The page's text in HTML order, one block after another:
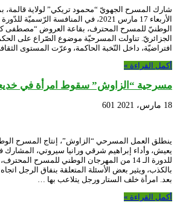
شارك المسرح الجهويّ “محمود تريكي” لولاية قالمة،
الأربعاء 17 مارس 2021، في المنافسة
الوطنيّ للمسرح المحترف، بقاعة العروض “مصطفى
الجزائريّ. تناولت المسرحيّة موضوع الصّراع على
افتراضيّة، داخل النّخبة الحاكمة، وعرّت المستوى
أكمل القراءة »
مسرحية “الزاوش” سقوط امرأة في
18 مارس، 2021 601
ينطلق العمل المسرحي “الزاوش”، إنتاج المسرح
يعيش، وأداء إبراهيم شرقي ورانيا سيروتي، المشارك
للدورة الـ 14 من المهرجان الوطني للمسرح
بالكذب، ويثير بعض الأسئلة المتعلقة بنفاق الرجل
بعد. امرأة خلف الستار ورجل يتلاعب بها …
أكمل القراءة »